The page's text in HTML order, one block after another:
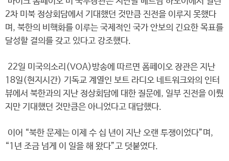
2차 미북 정상회담에서 기대했던 것만큼 진전을 이루지 못했다
며, 북한의 비핵화를 이루는 국제적인 국가 안보의 긴요한 목표를
달성할 결의를 갖고 있다고 강조했다.
22일 미국의소리(VOA)방송에 따르면 폼페이오 장관은 지난
18일(현지시간) 기독교 계열인 보트 라디오 네트워크와의 인터
뷰에서 북한과의 지난 정상회담에 대한 질문에, 일부 진전을 이뤘
지만 기대했던 것만큼은 아니었다고 대답했다.
이어 “북한 문제는 이제 수 십 년이 지난 오랜 투쟁이었다”며,
“1년 조금 넘게 이 일을 해 왔다”고 덧붙였다.